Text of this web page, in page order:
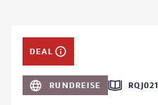
DEAL
RUNDREISE RQJ021